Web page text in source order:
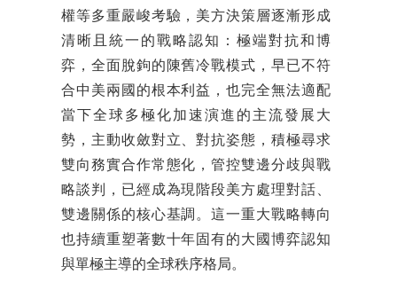
權等多重嚴峻考驗，美方決策層逐漸形成
清晰且統一的戰略認知：極端對抗和博
弈，全面脫鉤的陳舊冷戰模式，早已不符
合中美兩國的根本利益，也完全無法適配
當下全球多極化加速演進的主流發展大
勢，主動收斂對立、對抗姿態，積極尋求
雙向務實合作常態化，管控雙邊分歧與戰
略談判，已經成為現階段美方處理對話、
雙邊關係的核心基調。這一重大戰略轉向
也持續重塑著數十年固有的大國博弈認知
與單極主導的全球秩序格局。